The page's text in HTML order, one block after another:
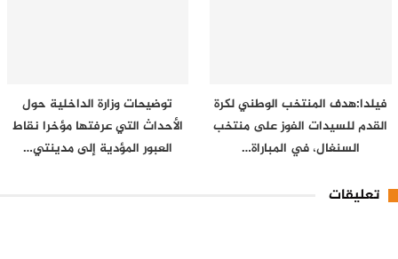
فيلدا:هدف المنتخب الوطني لكرة
القدم للسيدات الفوز على منتخب
السنغال، في المباراة…
توضيحات وزارة الداخلية حول
الأحداث التي عرفتها مؤخرا نقاط
العبور المؤدية إلى مدينتي…
تعليقات